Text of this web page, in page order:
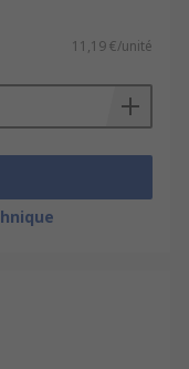
11,19 €/unité